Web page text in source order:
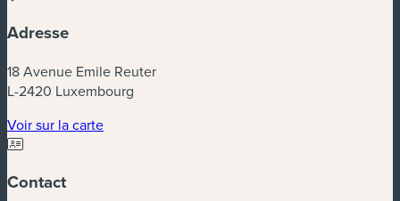
Adresse
18 Avenue Emile Reuter
L-2420 Luxembourg
Voir sur la carte(nouvelle fenêtre)
Contact